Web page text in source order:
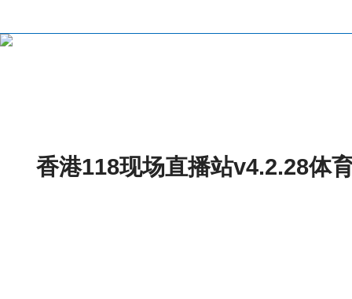
香港118现场直播站v4.2.28体